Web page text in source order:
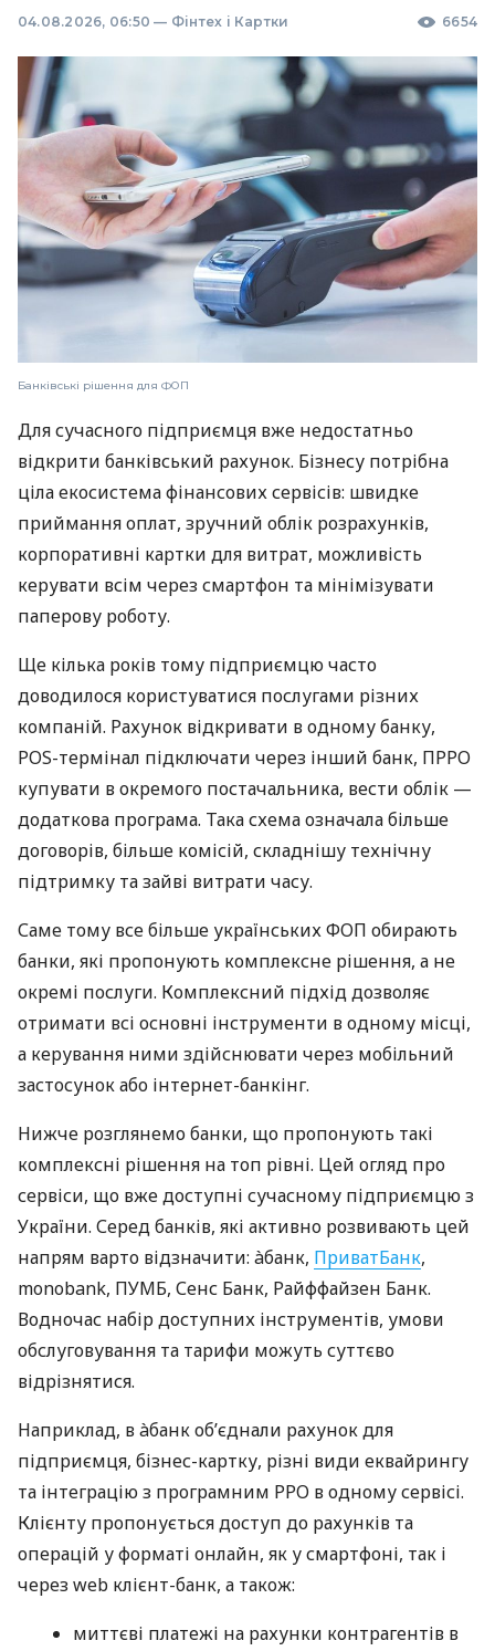
04.08.2026, 06:50 — Фінтех і Картки 6654
Банківські рішення для ФОП
Для сучасного підприємця вже недостатньо
відкрити банківський рахунок. Бізнесу потрібна
ціла екосистема фінансових сервісів: швидке
приймання оплат, зручний облік розрахунків,
корпоративні картки для витрат, можливість
керувати всім через смартфон та мінімізувати
паперову роботу.
Ще кілька років тому підприємцю часто
доводилося користуватися послугами різних
компаній. Рахунок відкривати в одному банку,
POS-термінал підключати через інший банк, ПРРО
купувати в окремого постачальника, вести облік —
додаткова програма. Така схема означала більше
договорів, більше комісій, складнішу технічну
підтримку та зайві витрати часу.
Саме тому все більше українських ФОП обирають
банки, які пропонують комплексне рішення, а не
окремі послуги. Комплексний підхід дозволяє
отримати всі основні інструменти в одному місці,
а керування ними здійснювати через мобільний
застосунок або інтернет-банкінг.
Нижче розглянемо банки, що пропонують такі
комплексні рішення на топ рівні. Цей огляд про
сервіси, що вже доступні сучасному підприємцю з
України. Серед банків, які активно розвивають цей
напрям варто відзначити: àбанк, ПриватБанк,
monobank, ПУМБ, Сенс Банк, Райффайзен Банк.
Водночас набір доступних інструментів, умови
обслуговування та тарифи можуть суттєво
відрізнятися.
Наприклад, в àбанк об’єднали рахунок для
підприємця, бізнес-картку, різні види еквайрингу
та інтеграцію з програмним РРО в одному сервісі.
Клієнту пропонується доступ до рахунків та
операцій у форматі онлайн, як у смартфоні, так і
через web клієнт-банк, а також:
миттєві платежі на рахунки контрагентів в